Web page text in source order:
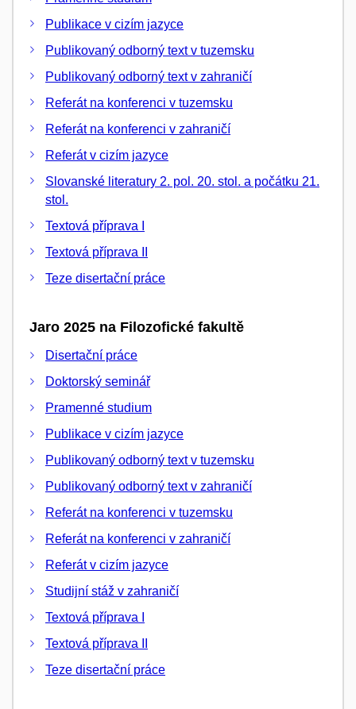
Publikace v cizím jazyce
Publikovaný odborný text v tuzemsku
Publikovaný odborný text v zahraničí
Referát na konferenci v tuzemsku
Referát na konferenci v zahraničí
Referát v cizím jazyce
Slovanské literatury 2. pol. 20. stol. a počátku 21.
stol.
Textová příprava I
Textová příprava II
Teze disertační práce
Jaro 2025 na Filozofické fakultě
Disertační práce
Doktorský seminář
Pramenné studium
Publikace v cizím jazyce
Publikovaný odborný text v tuzemsku
Publikovaný odborný text v zahraničí
Referát na konferenci v tuzemsku
Referát na konferenci v zahraničí
Referát v cizím jazyce
Studijní stáž v zahraničí
Textová příprava I
Textová příprava II
Teze disertační práce